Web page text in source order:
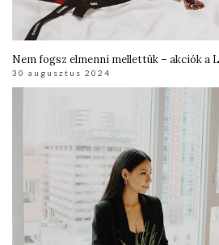
Nem fogsz elmenni mellettük – akciók a
30 augusztus 2024